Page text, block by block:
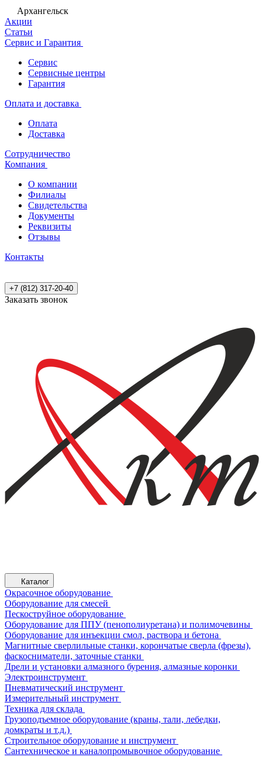
Архангельск
Акции
Статьи
Сервис и Гарантия
Сервис
Сервисные центры
Гарантия
Оплата и доставка
Оплата
Доставка
Сотрудничество
Компания
О компании
Филиалы
Свидетельства
Документы
Реквизиты
Отзывы
Контакты
+7 (812) 317-20-40
Заказать звонок
Каталог
Окрасочное оборудование
Оборудование для смесей
Пескоструйное оборудование
Оборудование для ППУ (пенополиуретана) и полимочевины
Оборудование для инъекции смол, раствора и бетона
Магнитные сверлильные станки, корончатые сверла (фрезы),
фаскосниматели, заточные станки
Дрели и установки алмазного бурения, алмазные коронки
Электроинструмент
Пневматический инструмент
Измерительный инструмент
Техника для склада
Грузоподъемное оборудование (краны, тали, лебедки,
домкраты и т.д.)
Строительное оборудование и инструмент
Сантехническое и каналопромывочное оборудование